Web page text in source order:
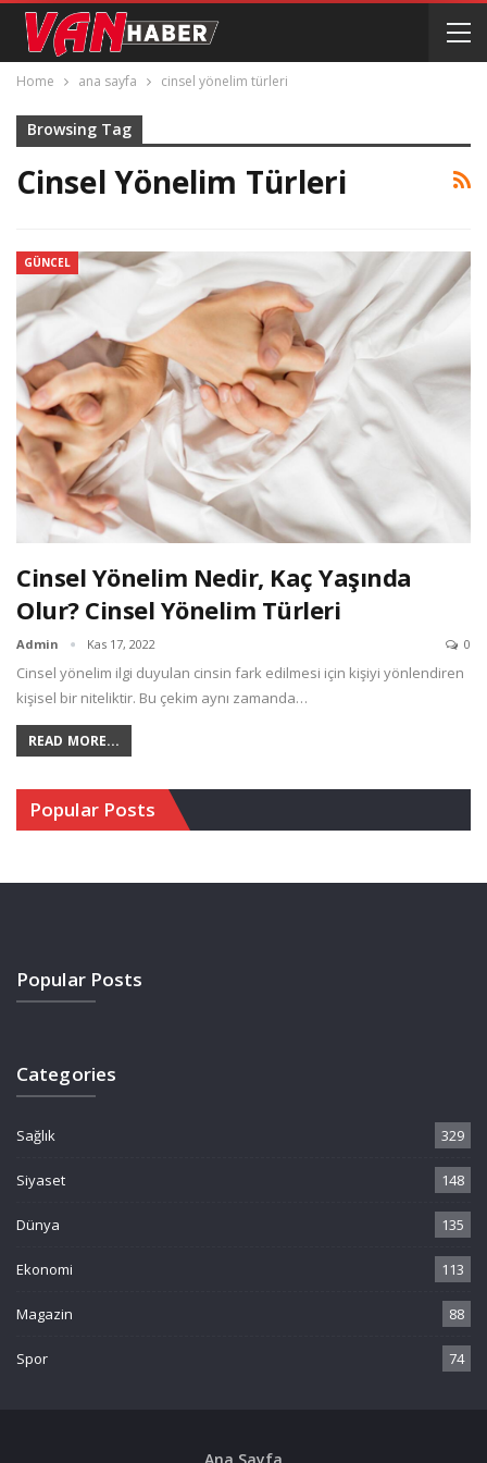
Home ana sayfa cinsel yönelim türleri
Browsing Tag
Cinsel Yönelim Türleri
GÜNCEL
Cinsel Yönelim Nedir, Kaç Yaşında
Olur? Cinsel Yönelim Türleri
Admin Kas 17, 2022 0
Cinsel yönelim ilgi duyulan cinsin fark edilmesi için kişiyi yönlendiren
kişisel bir niteliktir. Bu çekim aynı zamanda…
READ MORE...
Popular Posts
Popular Posts
Categories
Sağlık 329
Siyaset 148
Dünya 135
Ekonomi 113
Magazin 88
Spor 74
Ana Sayfa